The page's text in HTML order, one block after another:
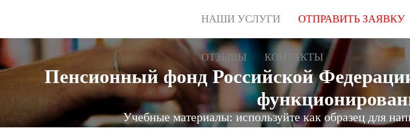
НАШИ УСЛУГИ ОТПРАВИТЬ ЗАЯВКУ
ОТЗЫВЫ КОНТАКТЫ
Пенсионный фонд Российской
Учебные материалы: используйте как образец для